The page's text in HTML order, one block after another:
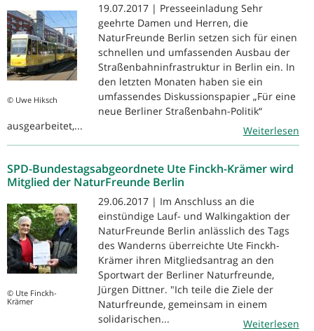
© Uwe Hiksch
19.07.2017 | Presseeinladung Sehr
geehrte Damen und Herren, die
NaturFreunde Berlin setzen sich für einen
schnellen und umfassenden Ausbau der
Straßenbahninfrastruktur in Berlin ein. In
den letzten Monaten haben sie ein
umfassendes Diskussionspapier „Für eine
neue Berliner Straßenbahn-Politik“
ausgearbeitet,...
Weiterlesen
SPD-Bundestagsabgeordnete Ute Finckh-Krämer wird
Mitglied der NaturFreunde Berlin
© Ute Finckh-
Krämer
29.06.2017 | Im Anschluss an die
einstündige Lauf- und Walkingaktion der
NaturFreunde Berlin anlässlich des Tags
des Wanderns überreichte Ute Finckh-
Krämer ihren Mitgliedsantrag an den
Sportwart der Berliner Naturfreunde,
Jürgen Dittner. "Ich teile die Ziele der
Naturfreunde, gemeinsam in einem
solidarischen...
Weiterlesen